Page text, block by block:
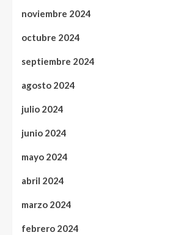
noviembre 2024
octubre 2024
septiembre 2024
agosto 2024
julio 2024
junio 2024
mayo 2024
abril 2024
marzo 2024
febrero 2024